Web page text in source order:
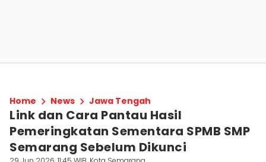
Home News Jawa Tengah
Link dan Cara Pantau Hasil
Pemeringkatan Sementara SPMB SMP
Semarang Sebelum Dikunci